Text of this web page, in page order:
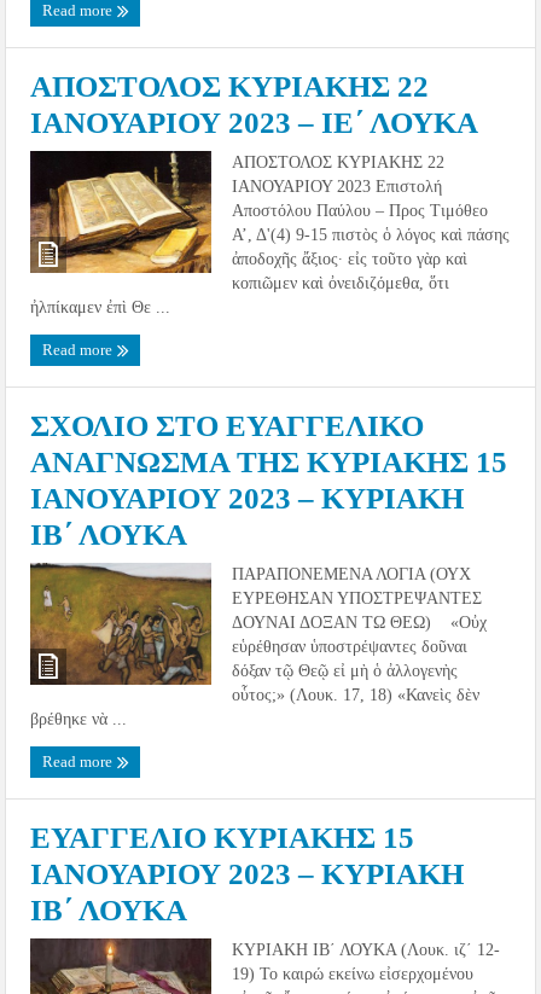
Read more
ΑΠΟΣΤΟΛΟΣ ΚΥΡΙΑΚΗΣ 22
ΙΑΝΟΥΑΡΙΟΥ 2023 – ΙΕ΄ ΛΟΥΚΑ
ΑΠΟΣΤΟΛΟΣ ΚΥΡΙΑΚΗΣ 22
ΙΑΝΟΥΑΡΙΟΥ 2023 Επιστολή
Αποστόλου Παύλου – Προς Τιμόθεο
Α’, Δ'(4) 9-15 πιστὸς ὁ λόγος καὶ πάσης
ἀποδοχῆς ἄξιος· εἰς τοῦτο γὰρ καὶ
κοπιῶμεν καὶ ὀνειδιζόμεθα, ὅτι
ἠλπίκαμεν ἐπὶ Θε ...
Read more
ΣΧΟΛΙΟ ΣΤΟ ΕΥΑΓΓΕΛΙΚΟ
ΑΝΑΓΝΩΣΜΑ ΤΗΣ ΚΥΡΙΑΚΗΣ 15
ΙΑΝΟΥΑΡΙΟΥ 2023 – ΚΥΡΙΑΚΗ
ΙΒ΄ ΛΟΥΚΑ
ΠΑΡΑΠΟΝΕΜΕΝΑ ΛΟΓΙΑ (ΟΥΧ
ΕΥΡΕΘΗΣΑΝ ΥΠΟΣΤΡΕΨΑΝΤΕΣ
ΔΟΥΝΑΙ ΔΟΞΑΝ ΤΩ ΘΕΩ) «Οὐχ
εὑρέθησαν ὑποστρέψαντες δοῦναι
δόξαν τῷ Θεῷ εἰ μὴ ὁ ἀλλογενὴς
οὗτος;» (Λουκ. 17, 18) «Κανεὶς δὲν
βρέθηκε νὰ ...
Read more
ΕΥΑΓΓΕΛΙΟ ΚΥΡΙΑΚΗΣ 15
ΙΑΝΟΥΑΡΙΟΥ 2023 – ΚΥΡΙΑΚΗ
ΙΒ΄ ΛΟΥΚΑ
ΚΥΡΙΑΚΗ ΙΒ´ ΛΟΥΚΑ (Λουκ. ιζ´ 12-
19) Το καιρώ εκείνω εἰσερχομένου